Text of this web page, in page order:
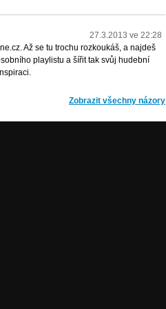
27.3.2013 ve 22:28
Až se tu trochu rozkoukáš, a najdeš
playlistu a šířit tak svůj hudební
Zobrazit všechny názory